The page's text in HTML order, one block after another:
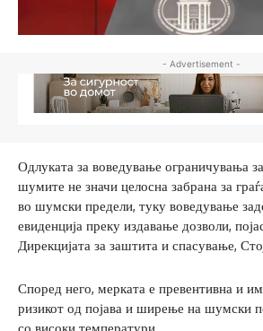
- Advertisement -
Одлуката за воведување ограничувања
шумите не значи целосна забрана за
во шумски предели, туку воведување
евиденција преку издавање дозволи,
Дирекцијата за заштита и спасување,
Според него, мерката е превентивна и
ризикот од појава и ширење на шумски